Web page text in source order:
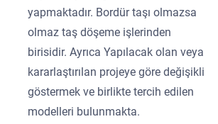
yapmaktadır. Bordür taşı olmazsa
olmaz taş döşeme işlerinden
birisidir. Ayrıca Yapılacak olan veya
kararlaştırılan projeye göre değişikli
göstermek ve birlikte tercih edilen
modelleri bulunmakta.